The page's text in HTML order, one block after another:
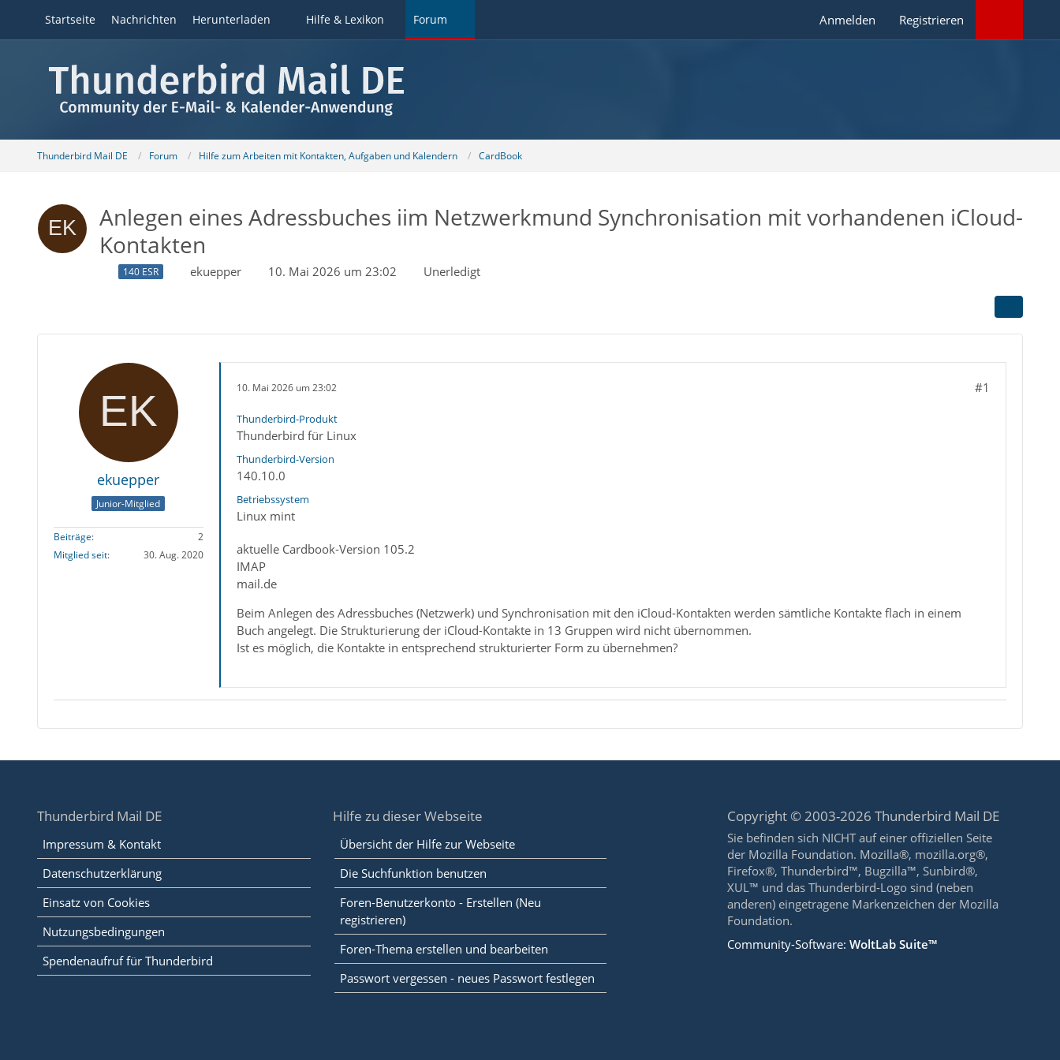
Startseite Nachrichten Herunterladen Hilfe & Lexikon Forum Anmelden Registrieren
Thunderbird Mail DE Forum Hilfe zum Arbeiten mit Kontakten, Aufgaben und Kalendern CardBook
Anlegen eines Adressbuches iim Netzwerkmund Synchronisation mit vorhandenen iCloud-
Kontakten
140 ESR ekuepper 10. Mai 2026 um 23:02 Unerledigt
ekuepper
Junior-Mitglied
Beiträge
2
Mitglied seit
30. Aug. 2020
10. Mai 2026 um 23:02 #1
Thunderbird-Produkt
Thunderbird für Linux
Thunderbird-Version
140.10.0
Betriebssystem
Linux mint
aktuelle Cardbook-Version 105.2
IMAP
mail.de
Beim Anlegen des Adressbuches (Netzwerk) und Synchronisation mit den iCloud-Kontakten werden sämtliche Kontakte flach in einem
Buch angelegt. Die Strukturierung der iCloud-Kontakte in 13 Gruppen wird nicht übernommen.
Ist es möglich, die Kontakte in entsprechend strukturierter Form zu übernehmen?
Thunderbird Mail DE
Impressum & Kontakt
Datenschutzerklärung
Einsatz von Cookies
Nutzungsbedingungen
Spendenaufruf für Thunderbird
Hilfe zu dieser Webseite
Übersicht der Hilfe zur Webseite
Die Suchfunktion benutzen
Foren-Benutzerkonto - Erstellen (Neu
registrieren)
Foren-Thema erstellen und bearbeiten
Passwort vergessen - neues Passwort festlegen
Copyright © 2003-2026 Thunderbird Mail DE
Sie befinden sich NICHT auf einer offiziellen Seite
der Mozilla Foundation. Mozilla®, mozilla.org®,
Firefox®, Thunderbird™, Bugzilla™, Sunbird®,
XUL™ und das Thunderbird-Logo sind (neben
anderen) eingetragene Markenzeichen der Mozilla
Foundation.
Community-Software:WoltLab Suite™